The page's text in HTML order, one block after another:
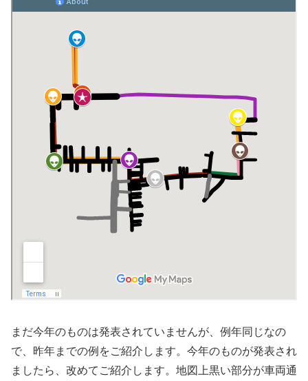
まだ今年のものは発表されていませんが、例年同じなの
で、昨年までの例をご紹介します。今年のものが発表され
ましたら、改めてご紹介します。地図上黒い部分が車両通